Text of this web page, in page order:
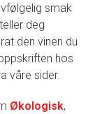
smak
deg
den vinen du
hos
våre sider.
Økologisk,